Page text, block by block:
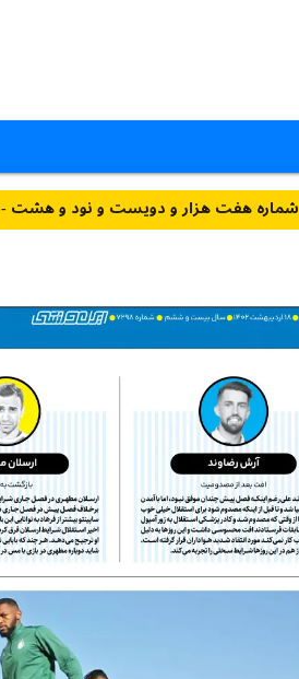
شماره هفت هزار و دویست و نود و هشت - ۱۸ اردیبهشت ۱۴۰۲